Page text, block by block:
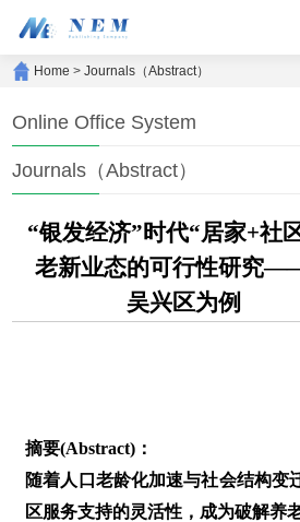
Home >Journals（Abstract）
Online Office System
Journals（Abstract）
“银发经济”时代“居家+社
老新业态的可行性研究
吴兴区为例
摘要(Abstract)：
随着人口老龄化加速与社会结构变
区服务支持的灵活性，成为破解养